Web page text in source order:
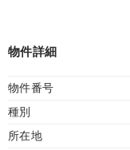
物件詳細
物件番号
種別
所在地